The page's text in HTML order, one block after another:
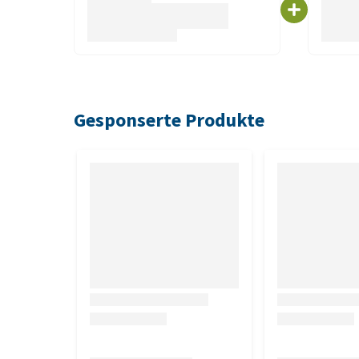
Digest, Mineralstoffe, Trockenhefe, Fischöl.
Gesponserte Produkte